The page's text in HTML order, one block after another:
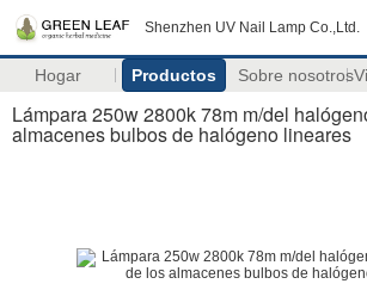
Shenzhen UV Nail Lamp Co.,Ltd.
Hogar Productos Sobre nosotros
Lámpara 250w 2800k 78m m/del
almacenes bulbos de halógeno lineares